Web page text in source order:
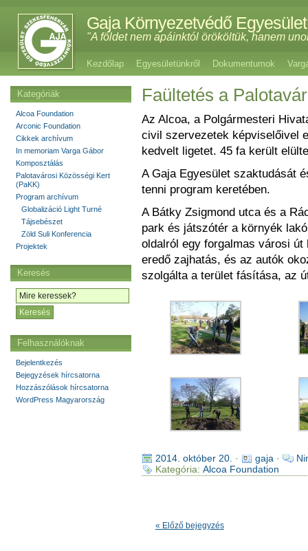
Gaja Környezetvédő Egyesület
"A földet nem apáinktól örököltük, hanem
Kezdőlap Egyesületünkről Dokumentumok
Faültetés a
Az Alcoa, a Polgármesteri
civil szervezetek képviselőivel
kedvelt ligetet. 45 fa került
A Gaja Egyesület szaktudását
tenni program keretében.
A Bátky Zsigmond utca és a
park és játszótér a környék
oldalról egy forgalmas városi
eredő zajhatás, és az autók
szolgálta a terület fásítása, az
2014. október 20. · gaja ·
Kategória: Alcoa Foundation
« Előző bejegyzés
Kategóriák
Alcoa Foundation
Arconic Foundation
Cikkek archívum
In memoriam Varga Gábor
Komposztálás
Palotavárosi Közösségi Kert
(PaKK)
Program archívum
Globalizáció Light Turné
Tájsebészet
Zöld Suli Konferencia
Projektek
Keresés
Felhasználóknak
Bejelentkezés
Bejegyzések hírcsatorna
Hozzászólások hírcsatorna
WordPress Magyarország